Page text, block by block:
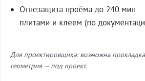
Огнезащита проёма до 240 мин
плитами и клеем (по
Для проектировщика: возможна
геометрия — под проект.